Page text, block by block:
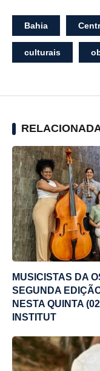
Bahia
culturais
MUSICISTAS DA
SEGUNDA
NESTA QUINTA
INSTITUT